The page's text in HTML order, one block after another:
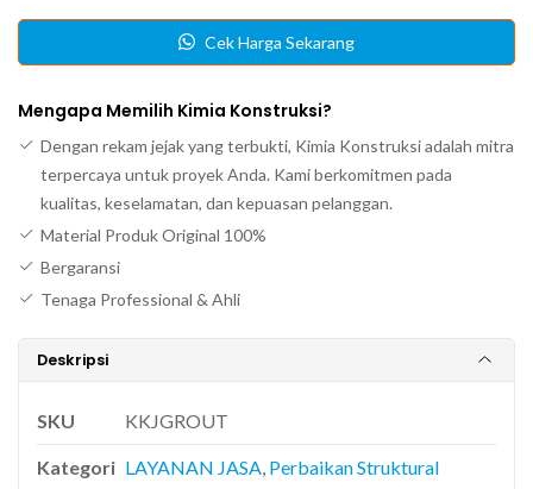
Grouting
Cek Harga Sekarang
Mengapa Memilih Kimia Konstruksi?
Dengan rekam jejak yang terbukti, Kimia Konstruksi adalah mitra
terpercaya untuk proyek Anda. Kami berkomitmen pada
kualitas, keselamatan, dan kepuasan pelanggan.
Material Produk Original 100%
Bergaransi
Tenaga Professional & Ahli
Deskripsi
SKU KKJGROUT
Kategori LAYANAN JASA Perbaikan Struktural